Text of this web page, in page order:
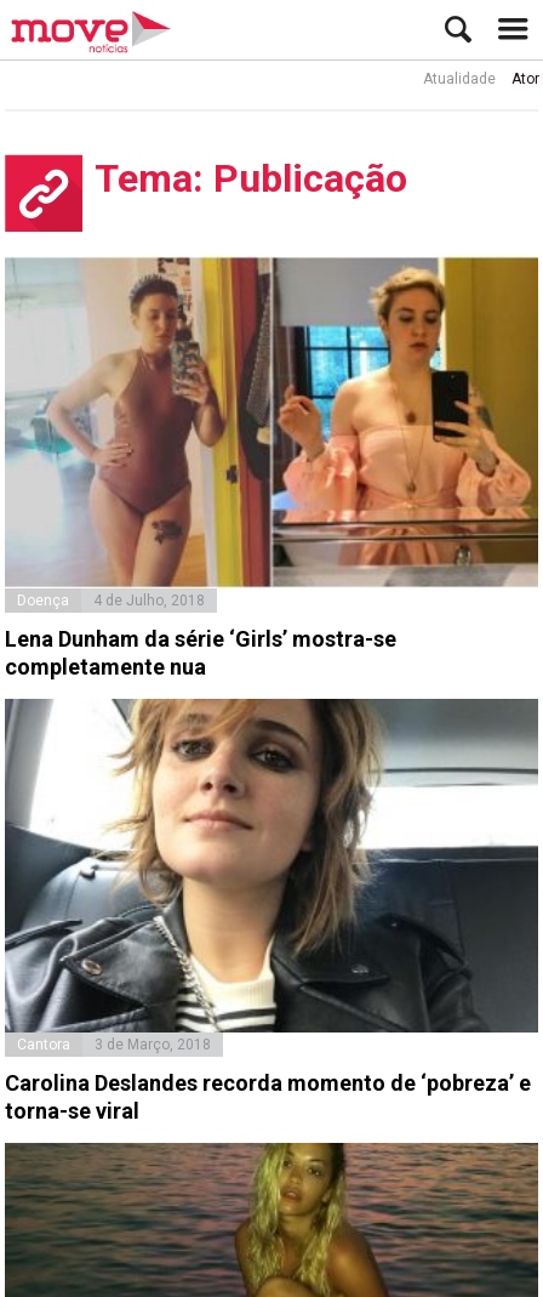
Ator Rui de Sá
Tema: Publicação
Doença 4 de Julho, 2018
Lena Dunham da série ‘Girls’ mostra-se
completamente nua
Cantora 3 de Março, 2018
Carolina Deslandes recorda momento de ‘pobreza’ e
torna-se viral